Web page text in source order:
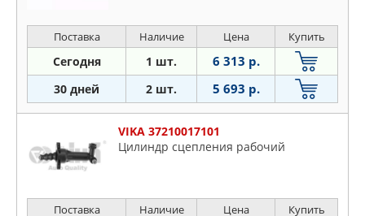
Поставка Наличие Цена Купить
Сегодня 1 шт. 6 313 р.
30 дней 2 шт. 5 693 р.
VIKA 37210017101
Цилиндр сцепления рабочий
Поставка Наличие Цена Купить